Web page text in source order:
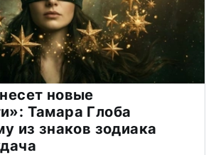
новые
Тамара Глоба
из знаков зодиака